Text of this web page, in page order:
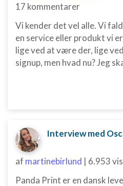
17 kommentarer
Vi kender det vel alle. Vi
en service eller produkt vi
lige ved at være der, lige
signup, men hvad nu? Jeg
Interview med
af martinebirlund | 6.953
Panda Print er en dansk